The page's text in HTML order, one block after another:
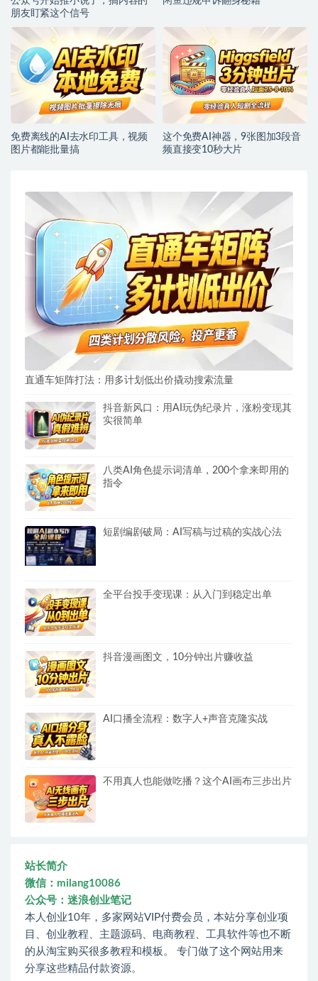
朋友盯紧这个信号
免费离线的AI去水印工具，视频
图片都能批量搞
这个免费AI神器，9张图加3段音
频直接变10秒大片
直通车矩阵打法：用多计划低出价撬动搜索流量
抖音新风口：用AI玩伪纪录片，涨粉变现其
实很简单
八类AI角色提示词清单，200个拿来即用的
指令
短剧编剧破局：AI写稿与过稿的实战心法
全平台投手变现课：从入门到稳定出单
抖音漫画图文，10分钟出片赚收益
AI口播全流程：数字人+声音克隆实战
不用真人也能做吃播？这个AI画布三步出片
站长简介
微信：milang10086
公众号：迷浪创业笔记
本人创业10年，多家网站VIP付费会员，本站分享创业项
目、创业教程、主题源码、电商教程、工具软件等也不断
的从淘宝购买很多教程和模板。 专门做了这个网站用来
分享这些精品付款资源。